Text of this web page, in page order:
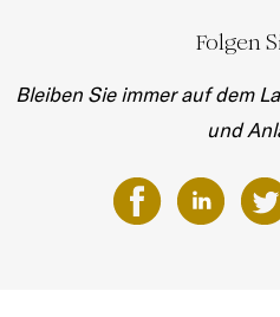
Folgen
Bleiben Sie immer auf dem
und